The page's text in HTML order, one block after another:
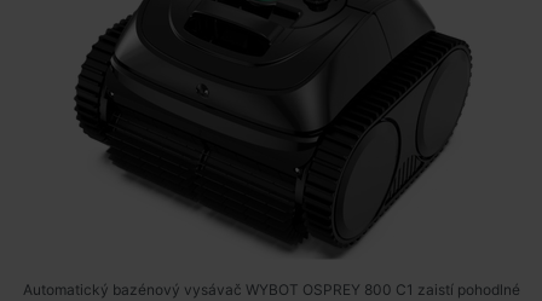
Automatický bazénový vysávač WYBOT OSPREY 800 C1 zaistí pohodlné